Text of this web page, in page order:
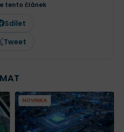
tento článek
Sdílet
Tweet
NOVINKA